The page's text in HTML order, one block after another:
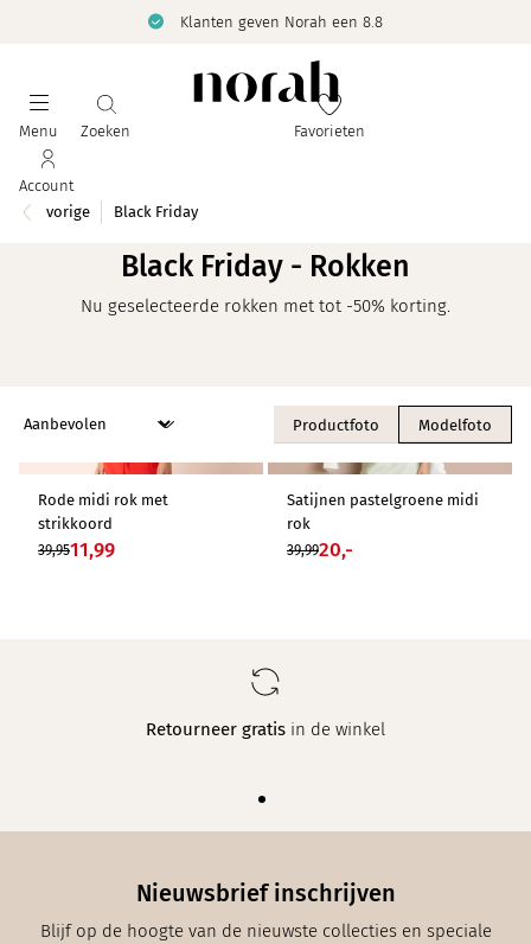
Klanten geven Norah een 8.8
Menu Zoeken Favorieten
Account
vorige
Black Friday
Black Friday - Rokken
Nu geselecteerde rokken met tot -50% korting.
Productfoto Modelfoto
-70%
Rode midi rok met
strikkoord
39,9511,99
-50%
Satijnen pastelgroene midi
rok
39,9920,-
Retourneer gratis in de winkel
Nieuwsbrief inschrijven
Blijf op de hoogte van de nieuwste collecties en speciale